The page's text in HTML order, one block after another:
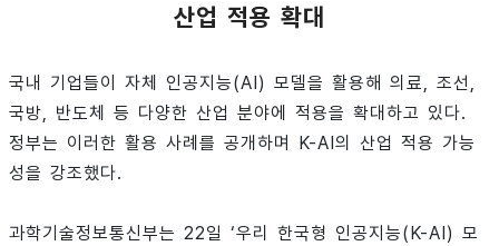
산업 적용 확대
국내 기업들이 자체 인공지능(AI) 모델을 활용해 의료, 조선,
국방, 반도체 등 다양한 산업 분야에 적용을 확대하고 있다.
정부는 이러한 활용 사례를 공개하며 K-AI의 산업 적용 가능
성을 강조했다.
과학기술정보통신부는 22일 ‘우리 한국형 인공지능(K-AI) 모